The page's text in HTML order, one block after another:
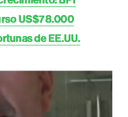
US$78.000
de EE.UU.